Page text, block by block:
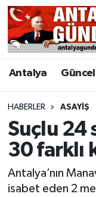
Antalya Güncel
HABERLER ASAYIŞ
Suçlu
30 farklı
Antalya’nın
isabet eden 2
Antalya
Asayiş
Bilim &
Bölge
EĞİTİM
Antalya
Antalya
Antalya
Antalya
Süper Lig